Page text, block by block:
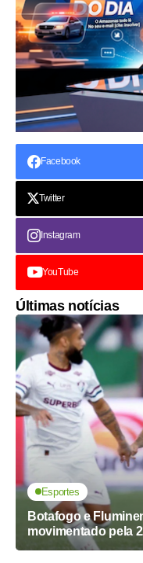
Facebook
Twitter
Instagram
YouTube
Últimas notícias
Esportes
Botafogo e
movimentado pela